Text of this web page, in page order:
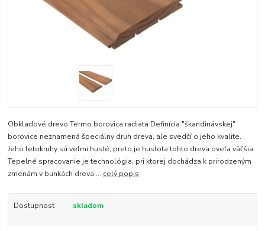
Obkladové drevo Termo borovica radiata Definícia "škandinávskej"
borovice neznamená špeciálny druh dreva, ale svedčí o jeho kvalite.
Jeho letokruhy sú veľmi husté; preto je hustota tohto dreva oveľa väčšia.
Tepelné spracovanie je technológia, pri ktorej dochádza k prirodzeným
zmenám v bunkách dreva ... celý popis
Dostupnosť skladom